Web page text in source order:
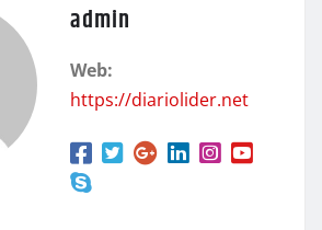
admin
Web:
https://diariolider.net